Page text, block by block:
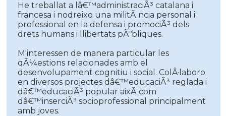
He treballat a lâ€™administraciÃ³ catalana i
francesa i nodreixo una militÃ ncia personal i
professional en la defensa i promociÃ³ dels
drets humans i llibertats pÃºbliques.
M'interessen de manera particular les
qÃ¼estions relacionades amb el
desenvolupament cognitiu i social. ColÂ·laboro
en diversos projectes dâ€™educaciÃ³ reglada i
dâ€™educaciÃ³ popular aixÃ­ com
dâ€™inserciÃ³ socioprofessional principalment
amb joves.